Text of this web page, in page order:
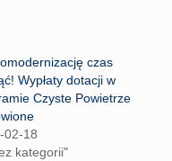
czas
Wypłaty dotacji w
Czyste Powietrze
02-18
kategorii"